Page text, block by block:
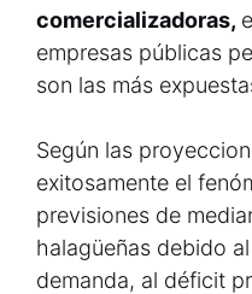
comercializadoras,
empresas públicas
son las más
Según las
exitosamente el
previsiones de
halagüeñas debido
demanda, al déficit